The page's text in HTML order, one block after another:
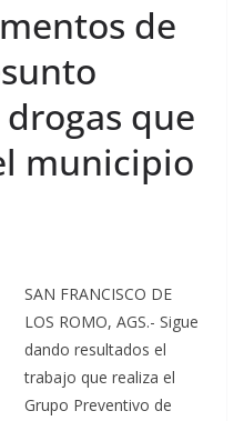
de
que
municipio
SAN FRANCISCO DE
LOS ROMO, AGS.- Sigue
dando resultados el
trabajo que realiza el
Grupo Preventivo de